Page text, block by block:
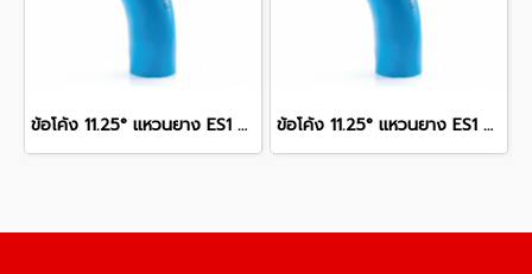
ข้อโค้ง 11.25° แหวนยาง ES1 SCG ขนาด 250 มม. (10 นิ้ว ) ชั้น 13.5 ข้อโค้ง 11.25° แหวนยาง ES1 SCG ขนาด 300 มม. (12 นิ้ว ) ชั้น 13.5